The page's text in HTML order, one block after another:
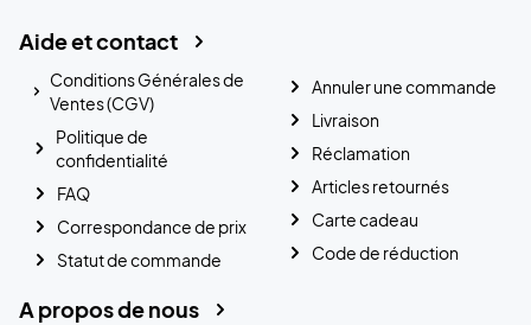
Aide et contact
Conditions Générales de
Ventes (CGV)
Politique de
confidentialité
FAQ
Correspondance de prix
Statut de commande
Annuler une commande
Livraison
Réclamation
Articles retournés
Carte cadeau
Code de réduction
A propos de nous